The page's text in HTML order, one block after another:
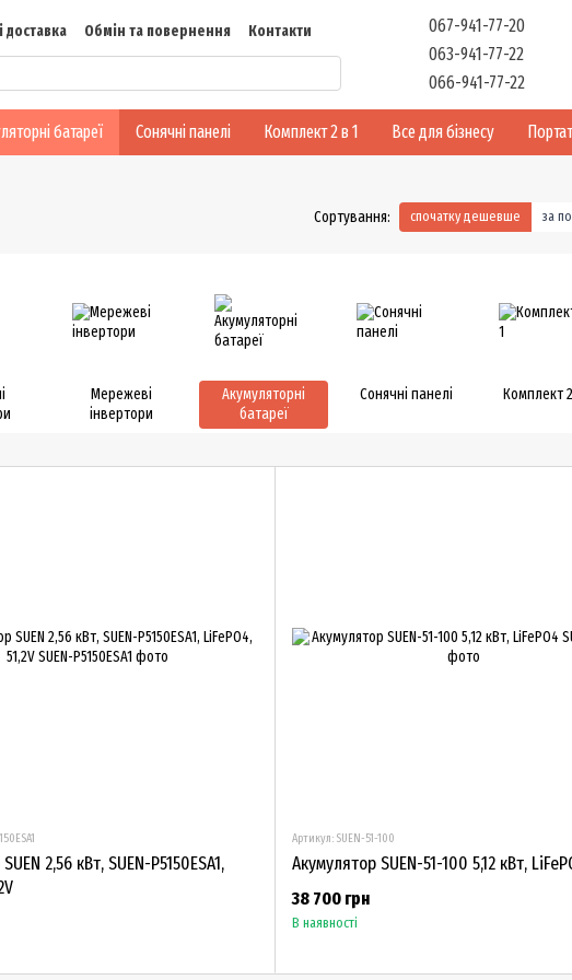
доставка Обмін та повернення
Контакти
Відгуки
067-941-77-20
063-941-77-22
066-941-77-22
батареї Сонячні панелі Комплект 2 в 1 Все для бізнесу
Сортування: спочатку дешевше за
Мережеві
інвертори
Акумуляторні
батареї
Сонячні панелі Комплект
2,56 кВт, SUEN-P5150ESA1,
Артикул: SUEN-51-100
Акумулятор SUEN-51-100 5,12 кВт,
38 700 грн
В наявності